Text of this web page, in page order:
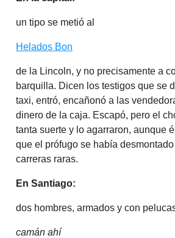
un tipo se metió al
Helados Bon
de la Lincoln, y no precisamente a
barquilla. Dicen los testigos que se
taxi, entró, encañonó a las
dinero de la caja. Escapó, pero el
tanta suerte y lo agarraron, aunque
que el prófugo se había
carreras raras.
En Santiago:
dos hombres, armados y con
camán ahí